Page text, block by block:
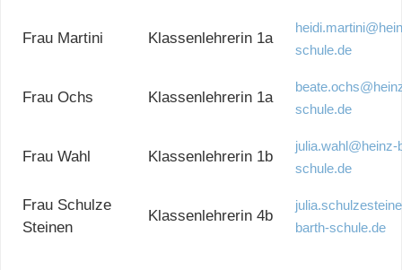
Frau Martini Klassenlehrerin 1a
schule.de
Frau Ochs Klassenlehrerin 1a
schule.de
Frau Wahl Klassenlehrerin 1b
julia.wahl@heinz-
schule.de
Frau Schulze
Steinen
Klassenlehrerin 4b
barth-schule.de